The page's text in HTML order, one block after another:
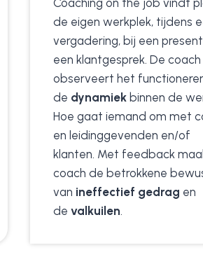
Coaching on the job vindt
de eigen werkplek, tijdens
vergadering, bij een
een klantgesprek. De coach
observeert het
de dynamiek binnen de
Hoe gaat iemand om met
en leidinggevenden en/of
klanten. Met feedback
coach de betrokkene
van ineffectief gedrag en
de valkuilen.